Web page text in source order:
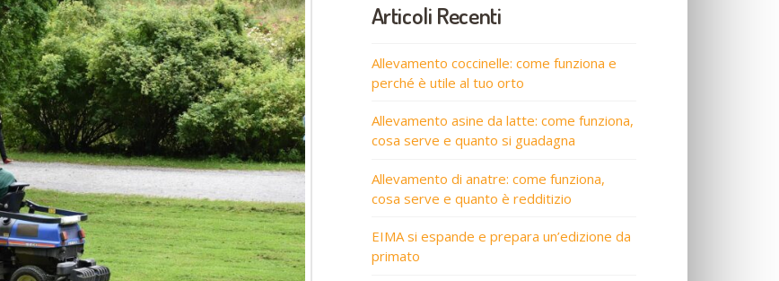
Articoli Recenti
Allevamento coccinelle: come funziona e
perché è utile al tuo orto
Allevamento asine da latte: come funziona,
cosa serve e quanto si guadagna
Allevamento di anatre: come funziona,
cosa serve e quanto è redditizio
EIMA si espande e prepara un’edizione da
primato